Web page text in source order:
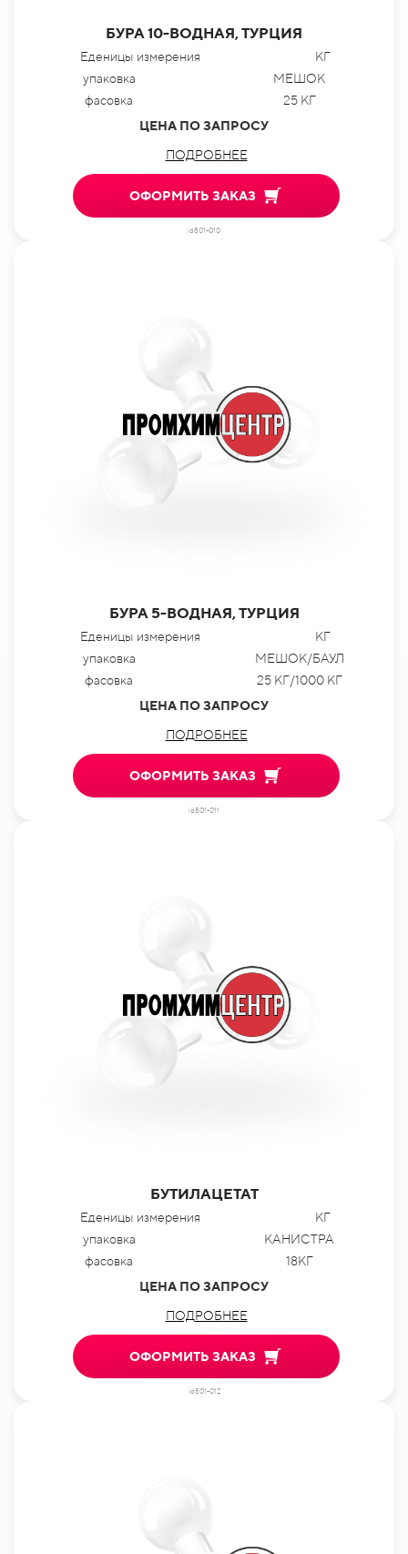
БУРА 10-ВОДНАЯ, ТУРЦИЯ
Еденицы измерения
КГ
упаковка
МЕШОК
фасовка
25 КГ
ЦЕНА ПО ЗАПРОСУ
ПОДРОБНЕЕ
ОФОРМИТЬ ЗАКАЗ
id801-010
БУРА 5-ВОДНАЯ, ТУРЦИЯ
Еденицы измерения
КГ
упаковка
МЕШОК/БАУЛ
фасовка
25 КГ/1000 КГ
ЦЕНА ПО ЗАПРОСУ
ПОДРОБНЕЕ
ОФОРМИТЬ ЗАКАЗ
id801-011
БУТИЛАЦЕТАТ
Еденицы измерения
КГ
упаковка
КАНИСТРА
фасовка
18КГ
ЦЕНА ПО ЗАПРОСУ
ПОДРОБНЕЕ
ОФОРМИТЬ ЗАКАЗ
id801-012